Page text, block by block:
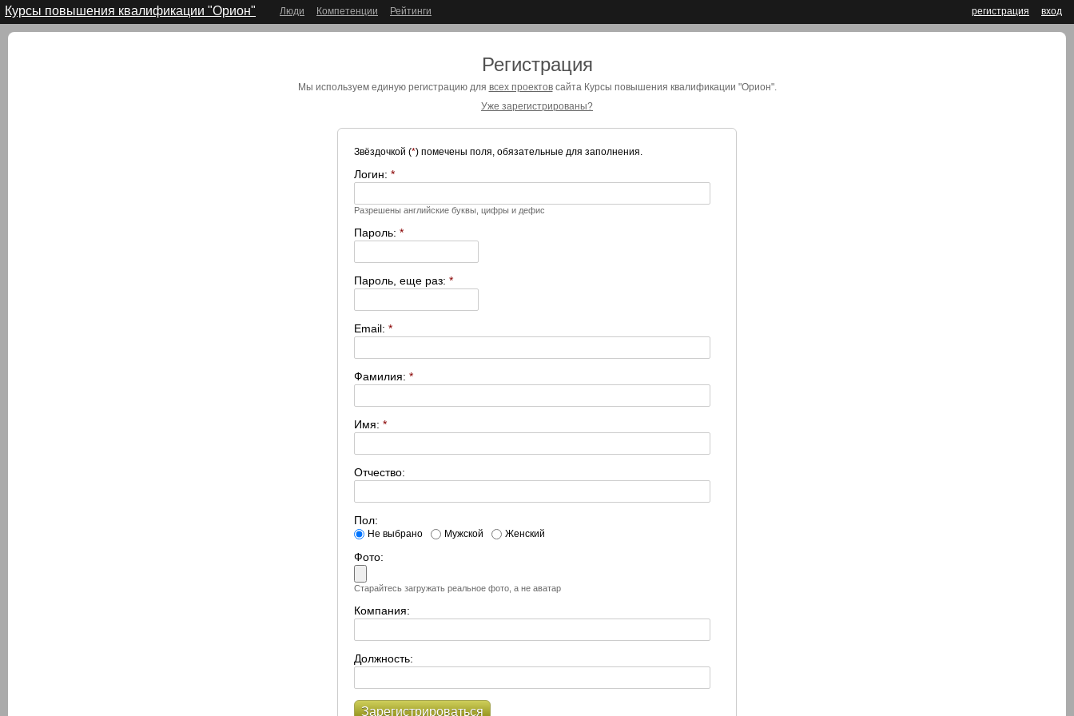
Курсы повышения квалификации "Орион" вход
регистрация
Люди Компетенции Рейтинги
Регистрация
Мы используем единую регистрацию для всех проектовсайта Курсы повышения квалификации "Орион".
Уже зарегистрированы?
Звёздочкой (*) помечены поля, обязательные для заполнения.
Логин: *
Разрешены английские буквы, цифры и дефис
Пароль: *
Пароль, еще раз: *
Email: *
Фамилия: *
Имя: *
Отчество:
Пол:
Не выбрано Мужской Женский
Фото:
Старайтесь загружать реальное фото, а не аватар
Компания:
Должность:
Зарегистрироваться